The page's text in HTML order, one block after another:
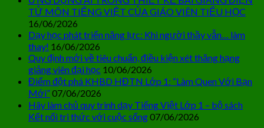
TỬ MÔN TIẾNG VIỆT CỦA GIÁO VIÊN TIỂU HỌC
16/06/2026
Dạy học phát triển năng lực: Khi người thầy vẫn… làm
thay! 16/06/2026
Quy định mới về tiêu chuẩn, điều kiện xét thăng hạng
giảng viên đại học 10/06/2026
Điểm đột phá KHBD HĐTN Lớp 1: “Làm Quen Với Bạn
Mới”07/06/2026
Hãy làm chủ quy trình dạy Tiếng Việt Lớp 1 – bộ sách
Kết nối tri thức với cuộc sống07/06/2026